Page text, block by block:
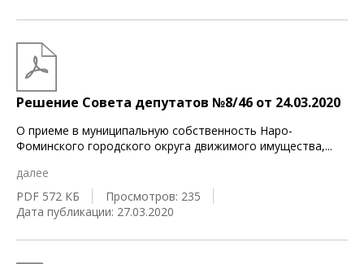
Решение Совета депутатов №8/46 от 24.03.2020
О приеме в муниципальную собственность Наро-
Фоминского городского округа движимого имущества,...
далее
PDF 572 КБ
Просмотров: 235
Дата публикации: 27.03.2020